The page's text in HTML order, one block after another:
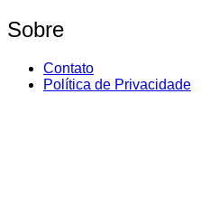
Sobre
Contato
Política de Privacidade